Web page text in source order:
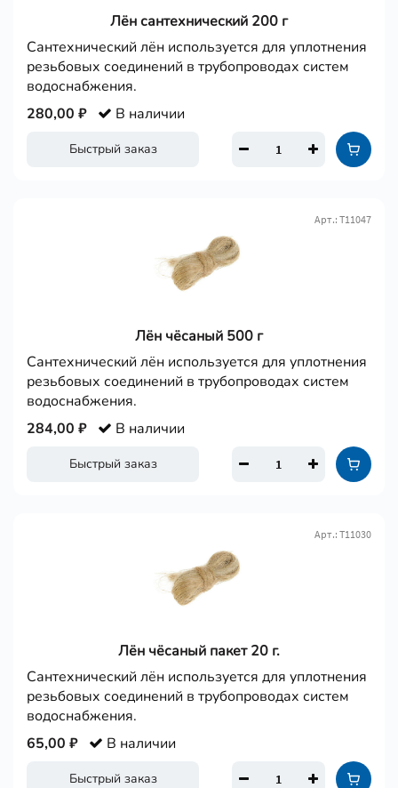
Лён сантехнический 200 г
Сантехнический лён используется для уплотнения
резьбовых соединений в трубопроводах систем
водоснабжения.
Быстрый заказ
280,00 ₽ В наличии
Лён чёсаный 500 г
Арт.: Т11047
Сантехнический лён используется для уплотнения
резьбовых соединений в трубопроводах систем
водоснабжения.
Быстрый заказ
284,00 ₽ В наличии
Лён чёсаный пакет 20 г.
Арт.: Т11030
Сантехнический лён используется для уплотнения
резьбовых соединений в трубопроводах систем
водоснабжения.
Быстрый заказ
65,00 ₽ В наличии